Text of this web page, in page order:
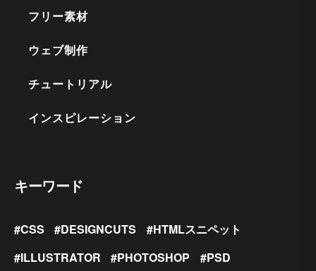
フリー素材
ウェブ制作
チュートリアル
インスピレーション
キーワード
CSS DESIGNCUTS
HTMLスニペット
ILLUSTRATOR
PHOTOSHOP
PSD